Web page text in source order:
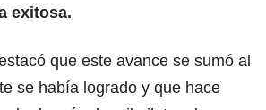
exitosa.
que este avance se sumó al
se había logrado y que hace